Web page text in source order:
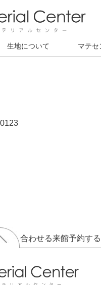
生地について マテセ
問い合わせる来館予約する